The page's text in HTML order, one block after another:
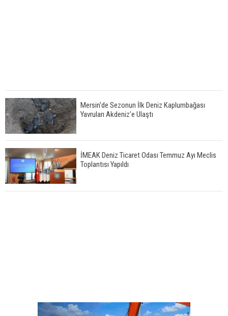
Mersin'de Sezonun İlk Deniz Kaplumbağası
Yavruları Akdeniz'e Ulaştı
İMEAK Deniz Ticaret Odası Temmuz Ayı Meclis
Toplantısı Yapıldı